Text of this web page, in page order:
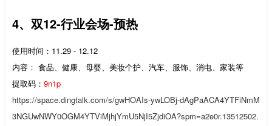
4、双12-行业会场-预热
使用时间：11.29 - 12.12
内容： 食品、健康、母婴、美妆个护、汽车、服饰、消电、家装等
提取码： 9n1p
https://space.dingtalk.com/s/gwHOAIs-ywLOBj-dAgPaACA4YTFiNmM
3NGUwNWY0OGM4YTViMjhjYmU5NjI5ZjdiOA?spm=a2e0r.13512502.